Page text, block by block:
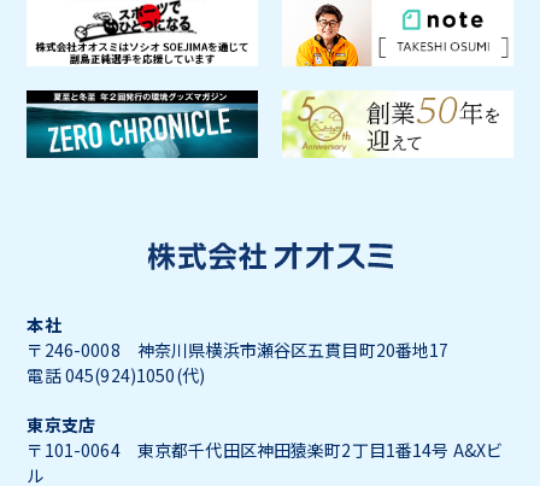
本社
〒246-0008 神奈川県横浜市瀬谷区五貫目町20番地17
電話 045(924)1050(代)
東京支店
〒101-0064 東京都千代田区神田猿楽町2丁目1番14号 A&Xビ
ル